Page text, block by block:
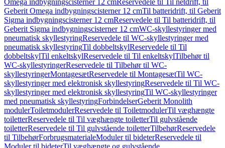
Omega indbygningscisterner 12 cmReservedele til Til netdrift, til
Geberit Omega indbygningscisterner 12 cmTil batteridrift, til Geberit
Sigma indbygningscisterner 12 cmReservedele til Til batteridrift, til
Geberit Sigma indbygningscisterner 12 cmWC-skyllestyringer med
pneumatisk skyllestyringReservedele til WC-skyllestyringer med
pneumatisk skyllestyringTil dobbeltskylReservedele til Til
dobbeltskylTil enkeltskylReservedele til Til enkeltskylTilbehør til
WC-skyllestyringerReservedele til Tilbehør til WC-
skyllestyringerMontagesætReservedele til MontagesætTil WC-
skyllestyringer med elektronisk skyllestyringReservedele til Til WC-
skyllestyringer med elektronisk skyllestyringTil WC-skyllestyringer
med pneumatisk skyllestyringForbindelserGeberit Monolith
modulerToiletmodulerReservedele til ToiletmodulerTil væghængte
toiletterReservedele til Til væghængte toiletterTil gulvstående
toiletterReservedele til Til gulvstående toiletterTilbehørReservedele
til TilbehørForbrugsmaterialeModuler til bideterReservedele til
Moduler til bideterTil væghængte og gulvstående